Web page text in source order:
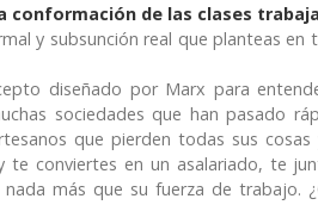
conformación de las clases
y subsunción real que planteas en
diseñado por Marx para
sociedades que han pasado
que pierden todas sus
te conviertes en un asalariado, te
más que su fuerza de trabajo.